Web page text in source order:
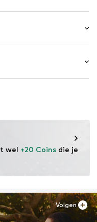
wel +20 Coins die je
Volgen